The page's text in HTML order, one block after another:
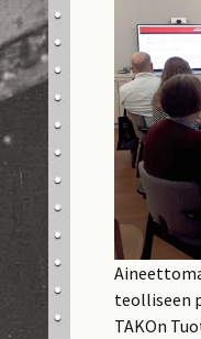
teolliseen
TAKOn